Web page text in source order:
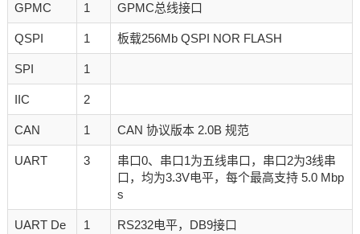
GPMC 1 GPMC总线接口
QSPI 1 板载256Mb QSPI NOR FLASH
SPI 1
IIC 2
CAN 1 CAN 协议版本 2.0B 规范
UART 3
串口0、串口1为五线串口，串口2为3线串
口，均为3.3V电平，每个最高支持 5.0 Mbp
s
UART De
1 RS232电平，DB9接口